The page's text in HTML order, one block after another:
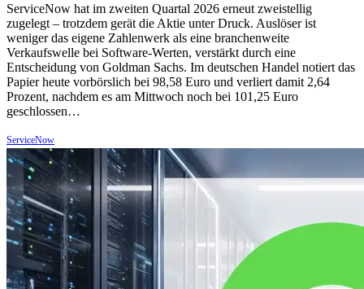
ServiceNow hat im zweiten Quartal 2026 erneut zweistellig
zugelegt – trotzdem gerät die Aktie unter Druck. Auslöser ist
weniger das eigene Zahlenwerk als eine branchenweite
Verkaufswelle bei Software-Werten, verstärkt durch eine
Entscheidung von Goldman Sachs. Im deutschen Handel notiert das
Papier heute vorbörslich bei 98,58 Euro und verliert damit 2,64
Prozent, nachdem es am Mittwoch noch bei 101,25 Euro
geschlossen…
ServiceNow